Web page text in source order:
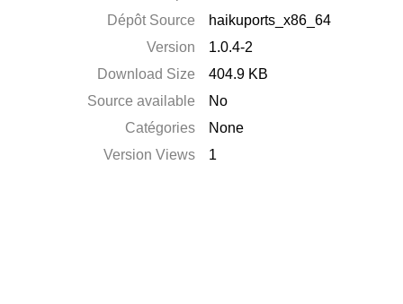
Dépôt Source
haikuports_x86_64
Version
1.0.4-2
Download Size
404.9 KB
Source available
No
Catégories
None
Version Views
1